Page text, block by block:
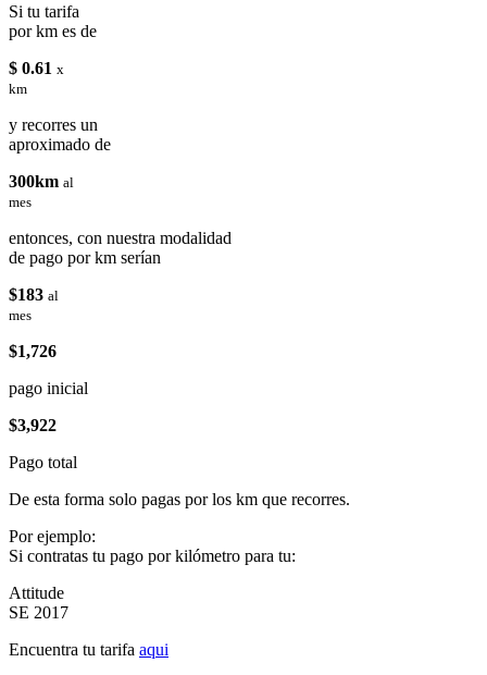
Si tu tarifa
por km es de
$ 0.61 x
km
y recorres un
aproximado de
300km al
mes
entonces, con nuestra modalidad
de pago por km serían
$183 al
mes
$1,726
pago inicial
$3,922
Pago total
De esta forma solo pagas por los km que recorres.
Por ejemplo:
Si contratas tu pago por kilómetro para tu:
Attitude
SE 2017
Encuentra tu tarifa aqui